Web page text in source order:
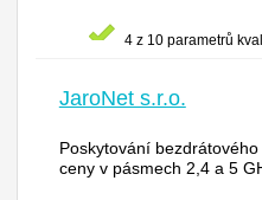
4 z 10 parametrů
JaroNet s.r.o.
Poskytování
ceny v pásmech 2,4 a 5